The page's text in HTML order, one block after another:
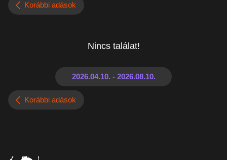
Korábbi adások
Nincs találat!
Korábbi adások